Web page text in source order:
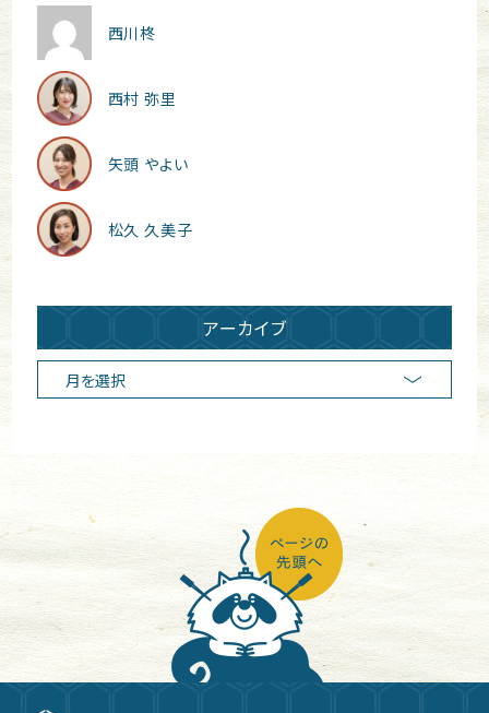
西川柊
西村 弥里
矢頭 やよい
松久 久美子
アーカイブ